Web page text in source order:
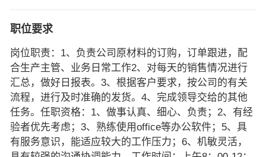
职位要求
岗位职责：1、负责公司原材料的订购，订单跟进，配
合生产主管、业务日常工作2、对每天的销售情况进行
汇总，做好日报表。3、根据客户要求，按公司的有关
流程，进行及时准确的发货。4、完成领导交给的其他
任务。任职资格：1、做事认真、细心、负责；2、有经
验者优先考虑；3、熟练使用office等办公软件；5、具
有服务意识，能适应较大的工作压力；6、机敏灵活，